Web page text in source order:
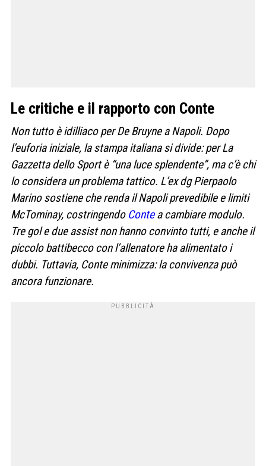
Le critiche e il rapporto con Conte
Non tutto è idilliaco per De Bruyne a Napoli. Dopo
l’euforia iniziale, la stampa italiana si divide: per La
Gazzetta dello Sport è “una luce splendente”, ma c’è chi
lo considera un problema tattico. L’ex dg Pierpaolo
Marino sostiene che renda il Napoli prevedibile e limiti
McTominay, costringendoContea cambiare modulo.
Tre gol e due assist non hanno convinto tutti, e anche il
piccolo battibecco con l’allenatore ha alimentato i
dubbi. Tuttavia, Conte minimizza: la convivenza può
ancora funzionare.